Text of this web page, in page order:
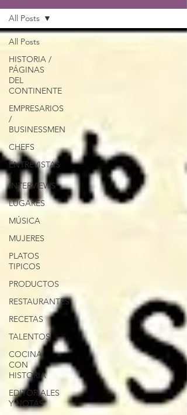
All Posts
HISTORIA /
PÁGINAS
DEL
CONTINENTE
EMPRESARIOS
/
BUSINESSMEN
CHEFS
ENTREVISTAS
/
INTERVIEWS
LUGARES
MÚSICA
MUJERES
PLATOS
TIPICOS
PRODUCTOS
RESTAURANTES
RECETAS
TALENTOS
COCINA
CON
HISTORIA
EDITORIALES
Y NOTAS
All Posts